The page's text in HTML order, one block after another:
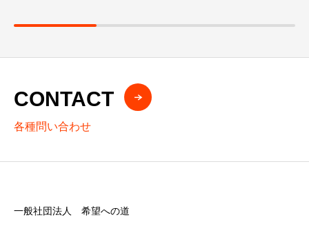
CONTACT
各種問い合わせ
一般社団法人 希望への道